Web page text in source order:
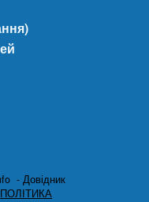
- Довідник
ПОЛІТИКА